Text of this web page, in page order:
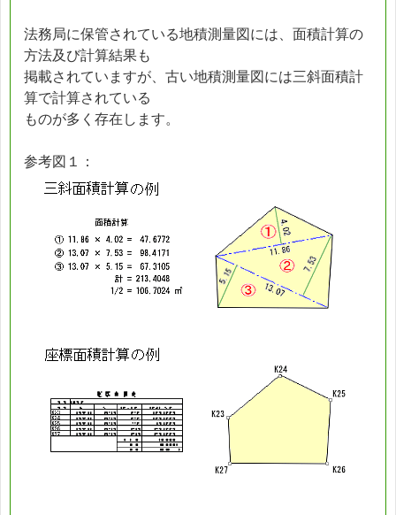
法務局に保管されている地積測量図には、面積計算の
方法及び計算結果も
掲載されていますが、古い地積測量図には三斜面積計
算で計算されている
ものが多く存在します。
参考図１：